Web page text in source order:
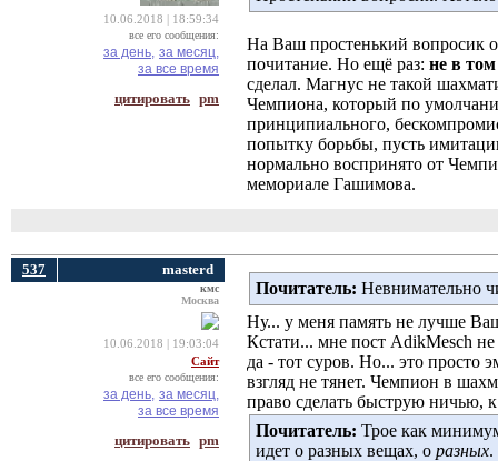
10.06.2018 | 18:59:34
все его сообщения:
за день, за месяц,
за все время
цитировать pm
На Ваш простенький вопросик
почитание. Но ещё раз: не в
сделал. Магнус не такой
Чемпиона, который по
принципиального,
попытку борьбы, пусть
нормально воспринято от
мемориале Гашимова.
537 masterd
кмс
Москва
10.06.2018 | 19:03:04
Сайт
все его сообщения:
за день, за месяц,
за все время
цитировать pm
Почитатель: Невнимательно
Ну... у меня память не лучше
Кстати... мне пост AdikMesch
да - тот суров. Но... это просто
взгляд не тянет. Чемпион в
право сделать быструю ничью,
Почитатель: Трое как
идет о разных вещах, о разных.